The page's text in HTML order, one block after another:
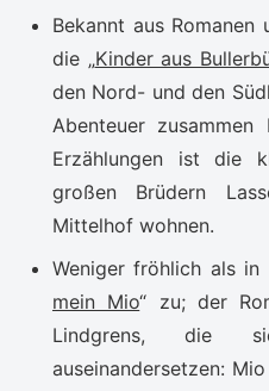
Bekannt aus Romanen
die „Kinder aus
den Nord- und den
Abenteuer
Erzählungen ist die
großen Brüdern
Mittelhof wohnen.
Weniger fröhlich als
mein Mio“ zu; der
Lindgrens, die
auseinandersetzen: